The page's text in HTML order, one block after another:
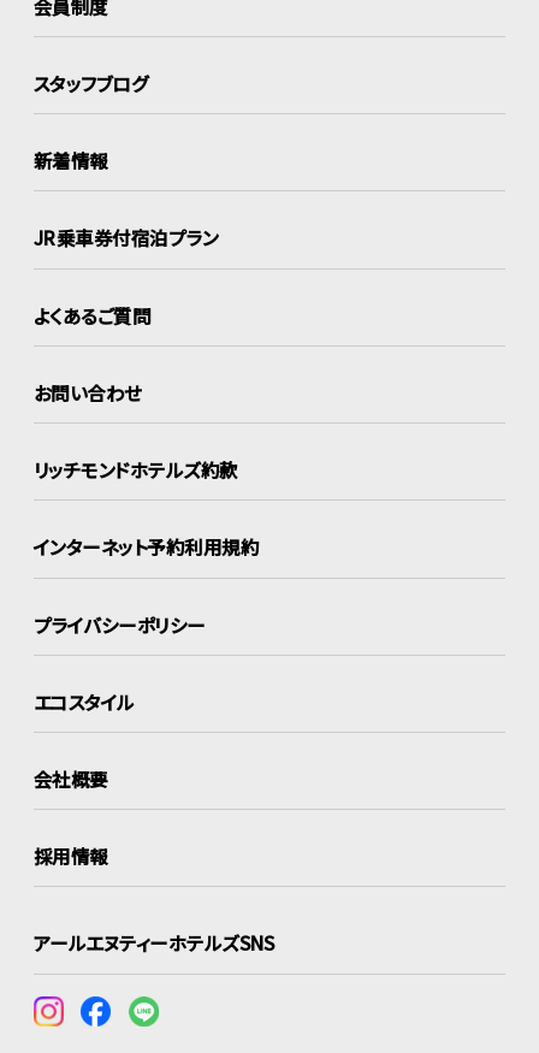
会員制度
スタッフブログ
新着情報
JR乗車券付宿泊プラン
よくあるご質問
お問い合わせ
リッチモンドホテルズ約款
インターネット予約利用規約
プライバシーポリシー
エコスタイル
会社概要
採用情報
アールエヌティーホテルズSNS